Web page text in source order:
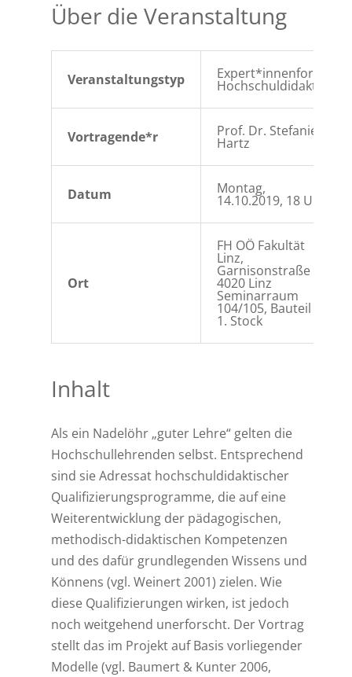
Über die Veranstaltung
Veranstaltungstyp Expert*innenforum
Hochschuldidaktik
Vortragende*r Prof. Dr. Stefanie
Hartz
Datum Montag,
14.10.2019, 18 Uhr
Ort
FH OÖ Fakultät
Linz,
Garnisonstraße 21,
4020 Linz
Seminarraum
104/105, Bauteil A,
1. Stock
Inhalt
Als ein Nadelöhr „guter Lehre“ gelten die
Hochschullehrenden selbst. Entsprechend
sind sie Adressat hochschuldidaktischer
Qualifizierungsprogramme, die auf eine
Weiterentwicklung der pädagogischen,
methodisch-didaktischen Kompetenzen
und des dafür grundlegenden Wissens und
Könnens (vgl. Weinert 2001) zielen. Wie
diese Qualifizierungen wirken, ist jedoch
noch weitgehend unerforscht. Der Vortrag
stellt das im Projekt auf Basis vorliegender
Modelle (vgl. Baumert & Kunter 2006,